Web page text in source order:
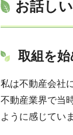
お話し
取組を
私は不動産会社
不動産業界で当
ように感じてい